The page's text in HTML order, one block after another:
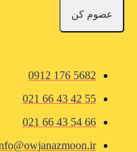
عضوم کن
5682 176 0912
55 42 43 66 021
66 54 43 66 021